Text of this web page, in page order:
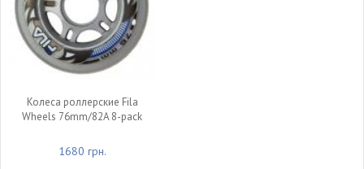
Колеса роллерские Fila
Wheels 76mm/82A 8-pack
1680 грн.